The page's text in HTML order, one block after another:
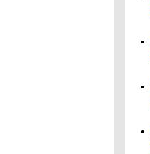
•
•
•